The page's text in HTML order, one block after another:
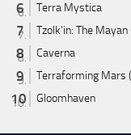
Terra Mystica
Tzolk'in: The Mayan
Caverna
Terraforming Mars
Gloomhaven